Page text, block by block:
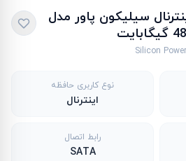
سیلیکون پاور مدل
Silicon
نوع کاربری حافظه
اینترنال
رابط اتصال
SATA